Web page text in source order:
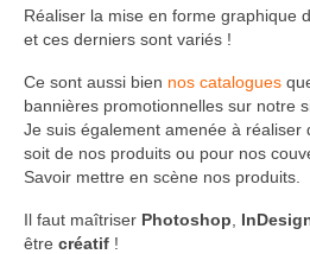
Réaliser la mise en forme graphique
et ces derniers sont variés !
Ce sont aussi bien nos catalogues
bannières promotionnelles sur notre
Je suis également amenée à réaliser
soit de nos produits ou pour nos
Savoir mettre en scène nos produits.
Il faut maîtriser Photoshop
être créatif !